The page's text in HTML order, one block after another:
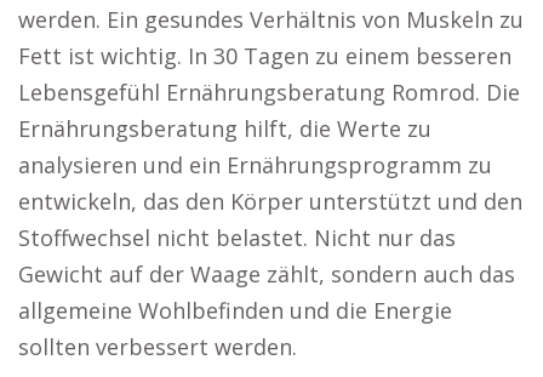
werden. Ein gesundes Verhältnis von Muskeln zu
Fett ist wichtig. In 30 Tagen zu einem besseren
Lebensgefühl Ernährungsberatung Romrod. Die
Ernährungsberatung hilft, die Werte zu
analysieren und ein Ernährungsprogramm zu
entwickeln, das den Körper unterstützt und den
Stoffwechsel nicht belastet. Nicht nur das
Gewicht auf der Waage zählt, sondern auch das
allgemeine Wohlbefinden und die Energie
sollten verbessert werden.